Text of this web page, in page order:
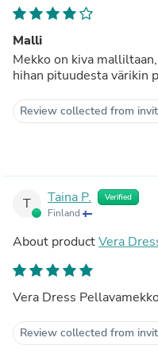
Malli
Mekko on kiva
hihan
Review collected from
T Taina P. Verified
Finland
About productVera
Vera Dress
Review collected from